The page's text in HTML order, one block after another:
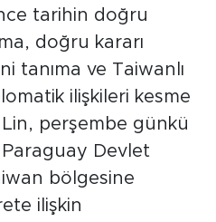
tarihin doğru
doğru kararı
tanıma ve Taiwanlı
ilişkileri kesme
Lin, perşembe günkü
Paraguay Devlet
bölgesine
ilişkin